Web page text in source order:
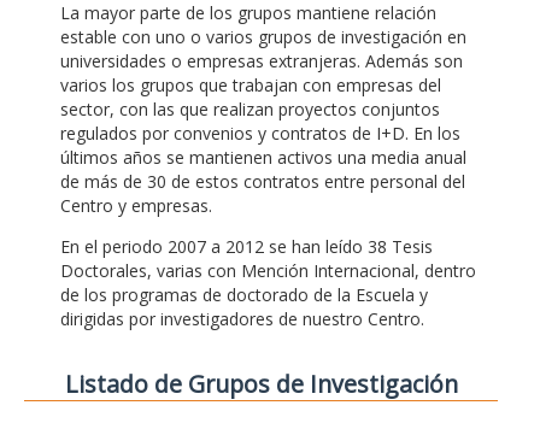
La mayor parte de los grupos mantiene relación
estable con uno o varios grupos de investigación en
universidades o empresas extranjeras. Además son
varios los grupos que trabajan con empresas del
sector, con las que realizan proyectos conjuntos
regulados por convenios y contratos de I+D. En los
últimos años se mantienen activos una media anual
de más de 30 de estos contratos entre personal del
Centro y empresas.
En el periodo 2007 a 2012 se han leído 38 Tesis
Doctorales, varias con Mención Internacional, dentro
de los programas de doctorado de la Escuela y
dirigidas por investigadores de nuestro Centro.
Listado de Grupos de Investigación